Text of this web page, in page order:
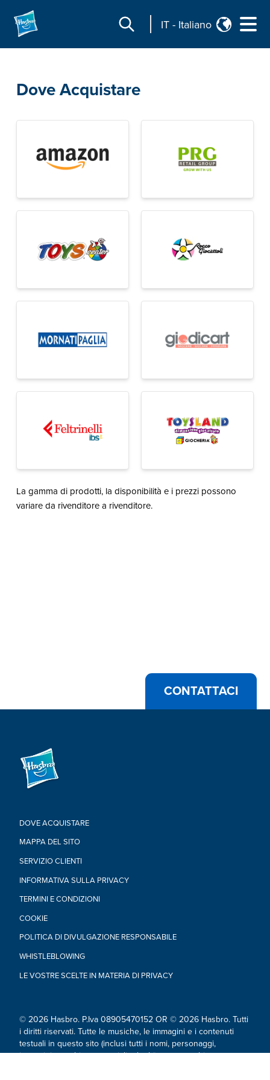
IT - Italiano
Dove Acquistare
La gamma di prodotti, la disponibilità e i prezzi possono
variare da rivenditore a rivenditore.
CONTATTACI
DOVE ACQUISTARE
MAPPA DEL SITO
SERVIZIO CLIENTI
INFORMATIVA SULLA PRIVACY
TERMINI E CONDIZIONI
COOKIE
POLITICA DI DIVULGAZIONE RESPONSABILE
WHISTLEBLOWING
LE VOSTRE SCELTE IN MATERIA DI PRIVACY
© 2026 Hasbro. P.Iva 08905470152 OR © 2026 Hasbro. Tutti
i diritti riservati. Tutte le musiche, le immagini e i contenuti
testuali in questo sito (inclusi tutti i nomi, personaggi,
immagini, marchi commerciali e loghi) sono marchi